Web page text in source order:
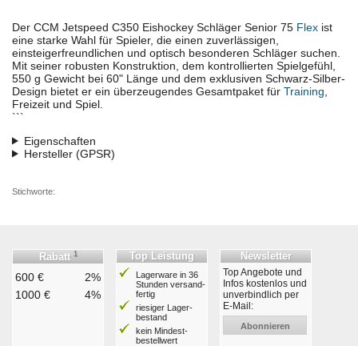
Der CCM Jetspeed C350 Eishockey Schläger Senior 75 Flex ist
eine starke Wahl für Spieler, die einen zuverlässigen,
einsteigerfreundlichen und optisch besonderen Schläger suchen.
Mit seiner robusten Konstruktion, dem kontrollierten Spielgefühl,
550 g Gewicht bei 60" Länge und dem exklusiven Schwarz-Silber-
Design bietet er ein überzeugendes Gesamtpaket für Training
Freizeit und Spiel.
```
Eigenschaften
Hersteller (GPSR)
Stichworte:
Rabatt 1
600 €
2%
1000 €
4%
Top Leistung
Lagerware in 36
Stunden ver­sand­
fertig
riesiger Lager­
bestand
kein Mindest­
bestell­wert
Newsletter
Top Angebote und
Infos kostenlos und
unverbindlich per
E-Mail:
Abonnieren